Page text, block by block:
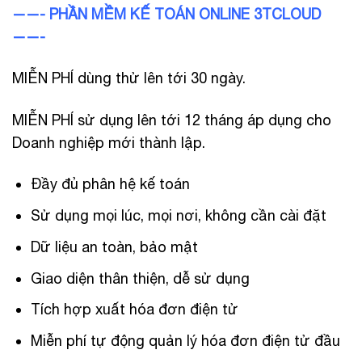
——- PHẦN MỀM KẾ TOÁN ONLINE 3TCLOUD
——-
MIỄN PHÍ dùng thử lên tới 30 ngày.
MIỄN PHÍ sử dụng lên tới 12 tháng áp dụng cho
Doanh nghiệp mới thành lập.
Đầy đủ phân hệ kế toán
Sử dụng mọi lúc, mọi nơi, không cần cài đặt
Dữ liệu an toàn, bảo mật
Giao diện thân thiện, dễ sử dụng
Tích hợp xuất hóa đơn điện tử
Miễn phí tự động quản lý hóa đơn điện tử đầu